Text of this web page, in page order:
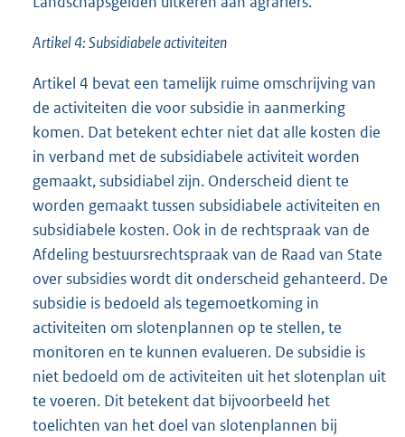
Artikel 4: Subsidiabele activiteiten
Artikel 4 bevat een tamelijk ruime omschrijving van
de activiteiten die voor subsidie in aanmerking
komen. Dat betekent echter niet dat alle kosten die
in verband met de subsidiabele activiteit worden
gemaakt, subsidiabel zijn. Onderscheid dient te
worden gemaakt tussen subsidiabele activiteiten en
subsidiabele kosten. Ook in de rechtspraak van de
Afdeling bestuursrechtspraak van de Raad van State
over subsidies wordt dit onderscheid gehanteerd. De
subsidie is bedoeld als tegemoetkoming in
activiteiten om slotenplannen op te stellen, te
monitoren en te kunnen evalueren. De subsidie is
niet bedoeld om de activiteiten uit het slotenplan uit
te voeren. Dit betekent dat bijvoorbeeld het
toelichten van het doel van slotenplannen bij